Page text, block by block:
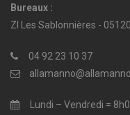
Bureaux :
ZI Les Sablonnières -
04 92 23 10 37
Lundi – Vendredi =